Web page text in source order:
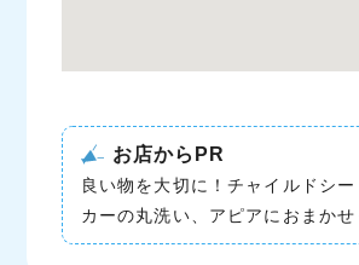
お店からPR
良い物を大切に！チャイルドシ
カーの丸洗い、アピアにおまかせ